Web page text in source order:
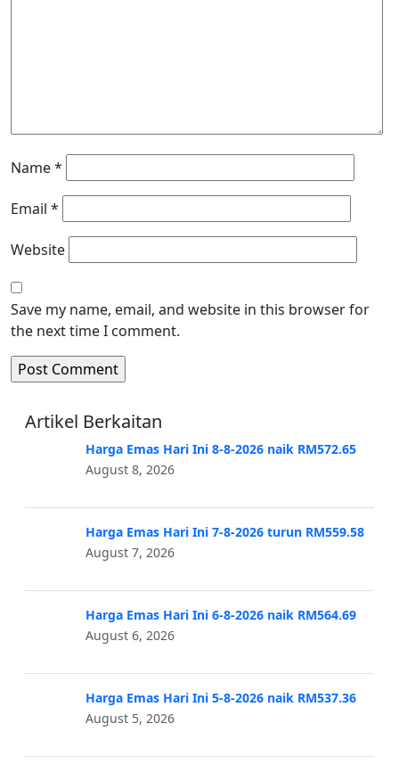
Name*
Email *
Website
Save my name, email, and website in this browser for
the next time I comment.
Artikel Berkaitan
Harga Emas Hari Ini 8-8-2026 naik RM572.65
August 8, 2026
Harga Emas Hari Ini 7-8-2026 turun RM559.58
August 7, 2026
Harga Emas Hari Ini 6-8-2026 naik RM564.69
August 6, 2026
Harga Emas Hari Ini 5-8-2026 naik RM537.36
August 5, 2026